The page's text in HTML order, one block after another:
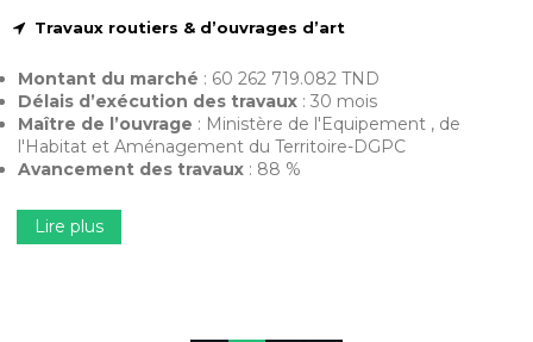
Travaux routiers & d’ouvrages d’art
Montant du marché : 60 262 719.082 TND
Délais d’exécution des travaux : 30 mois
Maître de l’ouvrage : Ministère de l'Equipement , de
l'Habitat et Aménagement du Territoire-DGPC
Avancement des travaux : 88 %
Lire plus